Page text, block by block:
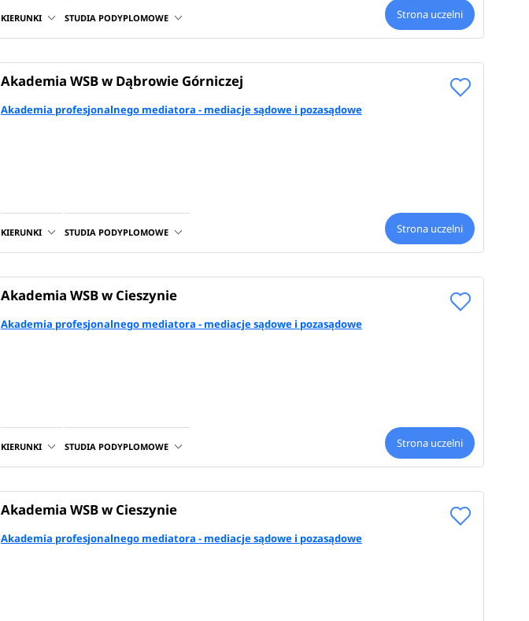
KIERUNKI STUDIA PODYPLOMOWE Strona uczelni
Akademia WSB w Dąbrowie Górniczej
Akademia profesjonalnego mediatora - mediacje sądowe i pozasądowe
KIERUNKI STUDIA PODYPLOMOWE Strona uczelni
Akademia WSB w Cieszynie
Akademia profesjonalnego mediatora - mediacje sądowe i pozasądowe
KIERUNKI STUDIA PODYPLOMOWE Strona uczelni
Akademia WSB w Cieszynie
Akademia profesjonalnego mediatora - mediacje sądowe i pozasądowe